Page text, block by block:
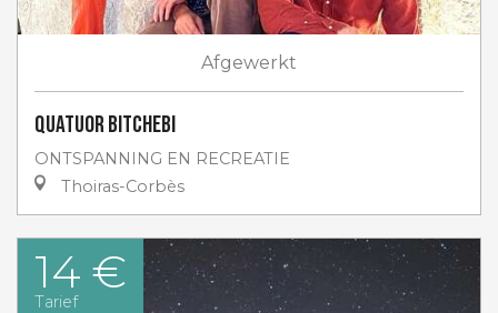
Afgewerkt
Quatuor Bitchebi
ONTSPANNING EN RECREATIE
Thoiras-Corbès
14 €
Tarief